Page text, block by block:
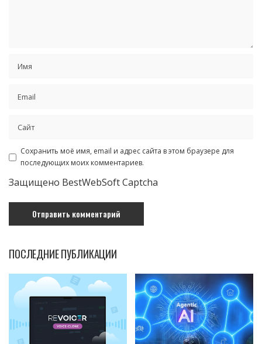
Сохранить моё имя, email и адрес сайта в этом браузере для
последующих моих комментариев.
Защищено BestWebSoft Captcha
ПОСЛЕДНИЕ ПУБЛИКАЦИИ